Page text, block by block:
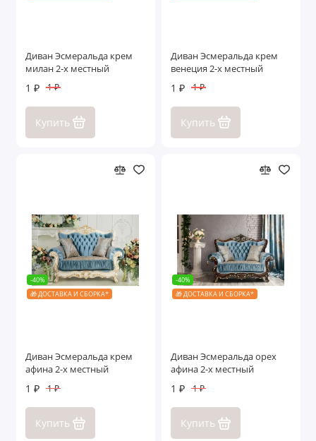
Диван Эсмеральда крем
милан 2-х местный
1 ₽ 1 ₽
Купить
Диван Эсмеральда крем
венеция 2-х местный
1 ₽ 1 ₽
Купить
-40%
🎁 ДОСТАВКА И СБОРКА*
Диван Эсмеральда крем
афина 2-х местный
1 ₽ 1 ₽
Купить
-40%
🎁 ДОСТАВКА И СБОРКА*
Диван Эсмеральда орех
афина 2-х местный
1 ₽ 1 ₽
Купить